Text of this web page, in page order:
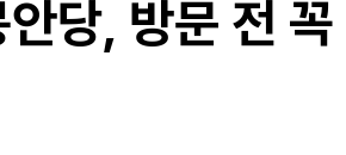
당, 방문 전